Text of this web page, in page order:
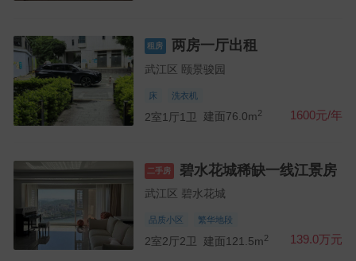
租房 两房一厅出租
武江区 颐景骏园
床 洗衣机
2室1厅1卫 建面76.0m2 1600元/年
二手房 碧水花城稀缺一线江景房
武江区 碧水花城
品质小区 繁华地段
2室2厅2卫 建面121.5m2 139.0万元